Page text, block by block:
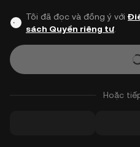
Tôi đã đọc và đồng ý với
sách Quyền riêng tư.
Hoặc